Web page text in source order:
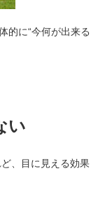
的に“今何が出来る
い
、目に見える効果